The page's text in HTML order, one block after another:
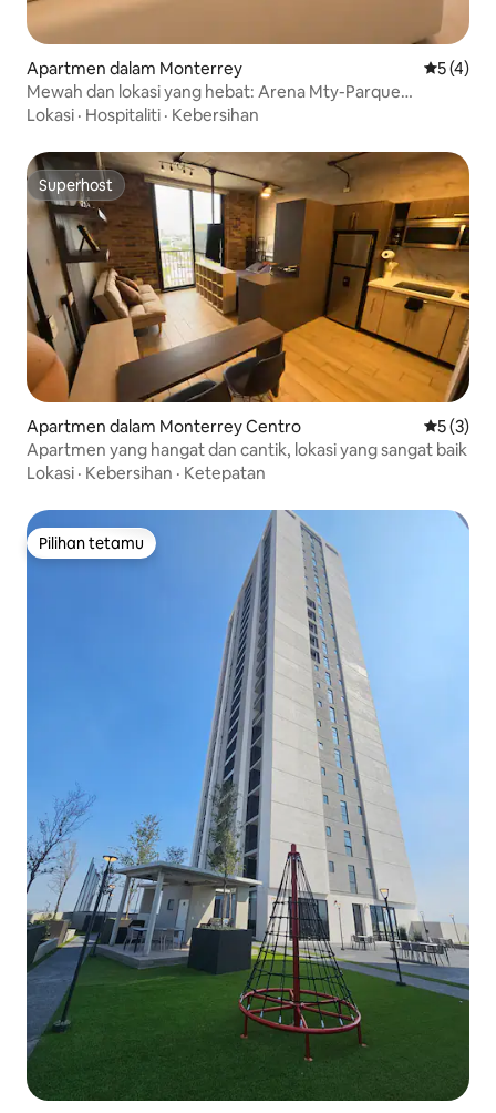
Apartmen dalam Monterrey
5 (4)
Mewah dan lokasi yang hebat: Arena Mty-Parque
Fundidora
Lokasi · Hospitaliti · Kebersihan
Superhost
Superhost
Apartmen dalam Monterrey Centro
5 (3)
Apartmen yang hangat dan cantik, lokasi yang sangat baik
Lokasi · Kebersihan · Ketepatan
Pilihan tetamu
Pilihan tetamu